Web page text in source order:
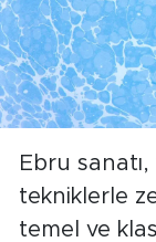
Ebru
tekniklerle
temel ve